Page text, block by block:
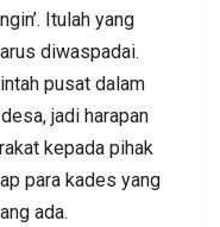
Itulah yang
diwaspadai.
pusat dalam
jadi harapan
kepada pihak
para kades yang
ada.